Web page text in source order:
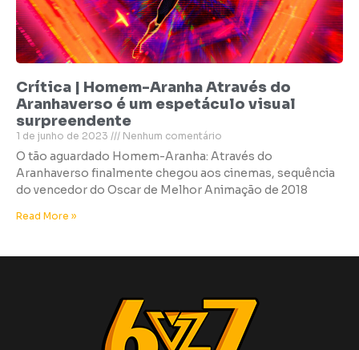
Crítica | Homem-Aranha Através do
Aranhaverso é um espetáculo visual
surpreendente
1 de junho de 2023 Nenhum comentário
O tão aguardado Homem-Aranha: Através do
Aranhaverso finalmente chegou aos cinemas, sequência
do vencedor do Oscar de Melhor Animação de 2018
Read More »